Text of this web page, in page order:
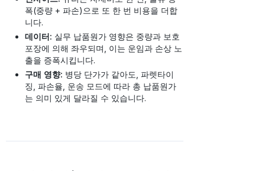
폭(중량 + 파손)으로 또 한 번 비용을 더합
니다.
데이터: 실무 납품원가 영향은 중량과 보호
포장에 의해 좌우되며, 이는 운임과 손상 노
출을 증폭시킵니다.
구매 영향: 병당 단가가 같아도, 파렛타이
징, 파손율, 운송 모드에 따라 총 납품원가
는 의미 있게 달라질 수 있습니다.